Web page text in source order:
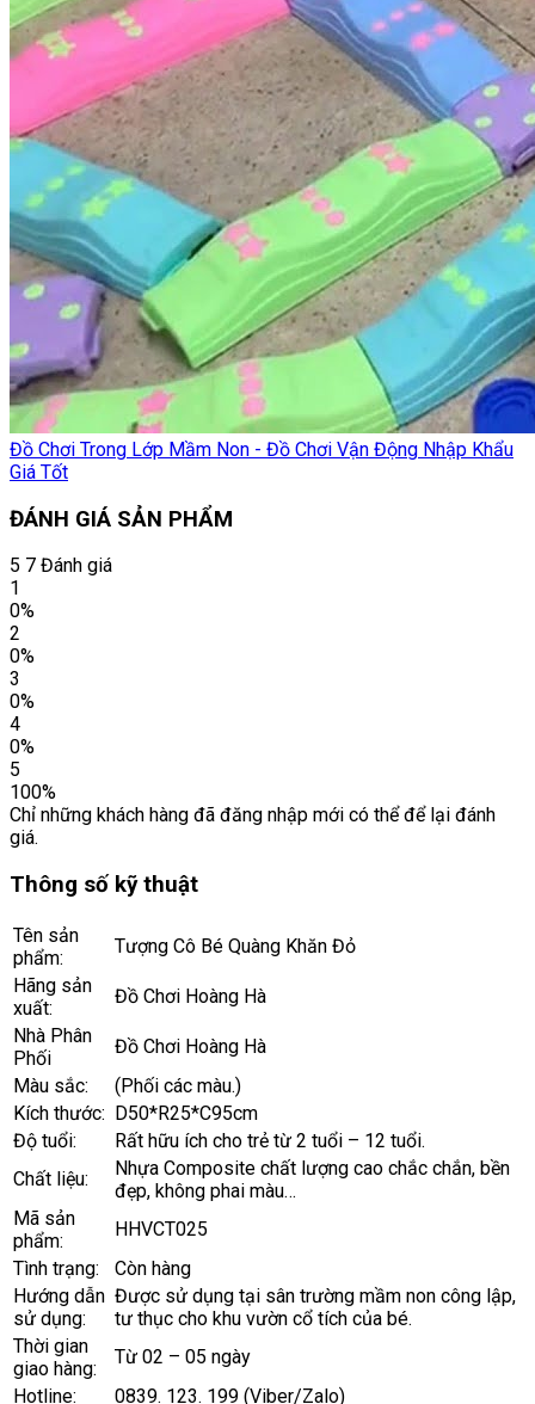
Đồ Chơi Trong Lớp Mầm Non - Đồ Chơi Vận Động Nhập Khẩu
Giá Tốt
ĐÁNH GIÁ SẢN PHẨM
5 7 Đánh giá
1
0%
2
0%
3
0%
4
0%
5
100%
Chỉ những khách hàng đã đăng nhập mới có thể để lại đánh
giá.
Thông số kỹ thuật
Tên sản
phẩm:
Tượng Cô Bé Quàng Khăn Đỏ
Hãng sản
xuất:
Đồ Chơi Hoàng Hà
Nhà Phân
Phối
Đồ Chơi Hoàng Hà
Màu sắc:
(Phối các màu.)
Kích thước: D50*R25*C95cm
Độ tuổi:
Rất hữu ích cho trẻ từ 2 tuổi – 12 tuổi.
Chất liệu:
Nhựa Composite chất lượng cao chắc chắn, bền
đẹp, không phai màu…
Mã sản
phẩm:
HHVCT025
Tình trạng:
Còn hàng
Hướng dẫn
sử dụng:
Được sử dụng tại sân trường mầm non công lập,
tư thục cho khu vườn cổ tích của bé.
Thời gian
giao hàng:
Từ 02 – 05 ngày
Hotline:
0839. 123. 199 (Viber/Zalo)